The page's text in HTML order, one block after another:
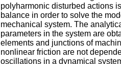
polyharmonic disturbed actions
balance in order to solve the
mechanical system. The
parameters in the system are
elements and junctions of
nonlinear friction are not
oscillations in a dynamical